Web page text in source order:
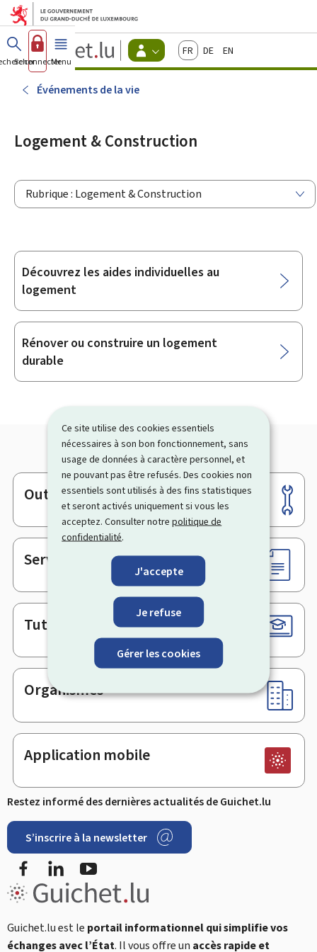
Ce site utilise des cookies essentiels
nécessaires à son bon fonctionnement, sans
usage de données à caractère personnel, et
ne pouvant pas être refusés. Des cookies non
essentiels sont utilisés à des fins statistiques
et seront activés uniquement si vous les
acceptez. Consulter notrepolitique de
confidentialité.
J'accepte
Je refuse
Gérer les cookies
Aller au menu principal
Aller au contenu
Guichet.lu
Changer
d'espace
FrançaisDeutschEnglish
Se connecterMenu principal
Événements de la vie
Logement & Construction
Rubrique : Logement & Construction
Sous-
rubriques
Découvrez les aides individuelles au
logement
Rénover ou construire un logement
durable
Pied
de
page
Outils
Services en ligne & Formulaires
Tutoriels
Organismes
Application mobile
Restez informé des dernières actualités de Guichet.lu
S’inscrire à la newsletter
FacebookLinkedIn
Guichet.lu est le portail informationnel qui simplifie vos
échanges avec l’État. Il vous offre un accès rapide et